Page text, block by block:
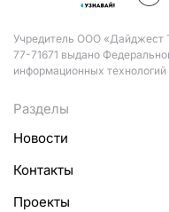
Учредитель ООО
77-71671 выдано
информационных
Разделы
Новости
Контакты
Проекты